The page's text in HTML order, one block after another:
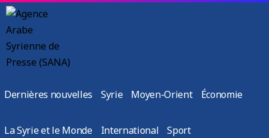
Dernières nouvelles Syrie Moyen-Orient Économie
La Syrie et le Monde International Sport